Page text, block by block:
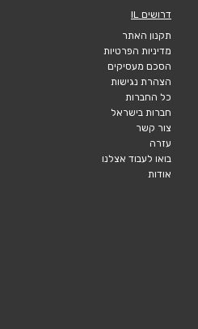
דרושים IL
תקנון האתר
מדיניות הפרטיות
הסכם מעסיקים
הצהרת נגישות
כל החברות
חברות בישראל
צור קשר
עזרה
בואו לעבוד אצלנו
אודות